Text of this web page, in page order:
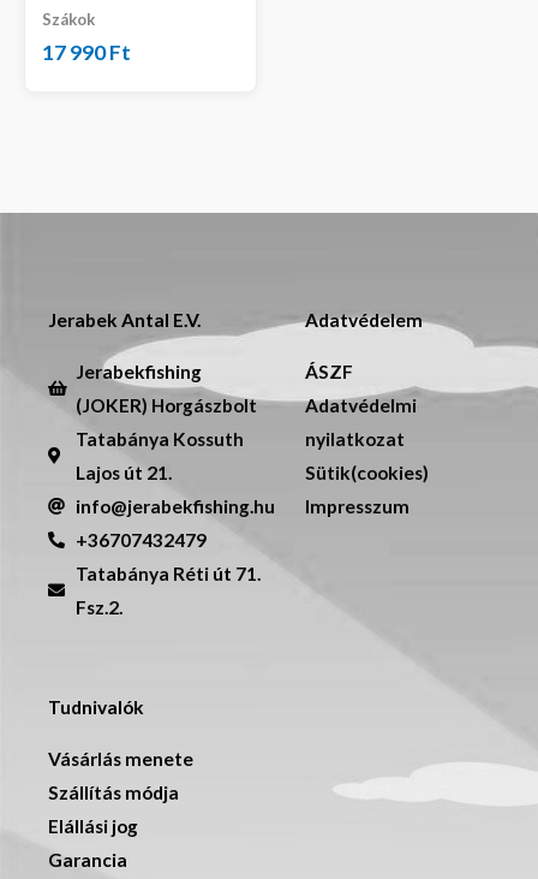
Szákok
17 990Ft
Jerabek Antal E.V.
Jerabekfishing
(JOKER) Horgászbolt
Tatabánya Kossuth
Lajos út 21.
info@jerabekfishing.hu
+36707432479
Tatabánya Réti út 71.
Fsz.2.
Adatvédelem
ÁSZF
Adatvédelmi
nyilatkozat
Sütik(cookies)
Impresszum
Tudnivalók
Vásárlás menete
Szállítás módja
Elállási jog
Garancia